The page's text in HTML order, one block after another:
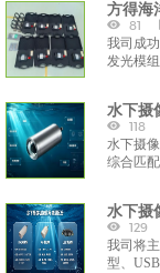
高可靠
方得海
81
我司成
发光模
精准度
水下摄
118
水下摄
综合匹
水下摄
129
我司将
型、